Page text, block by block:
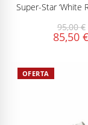
Super-Star ‘White
95,00€
85,50€
OFERTA